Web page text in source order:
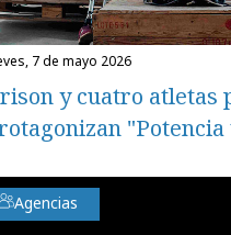
7 de mayo 2026
y cuatro atletas
Agencias